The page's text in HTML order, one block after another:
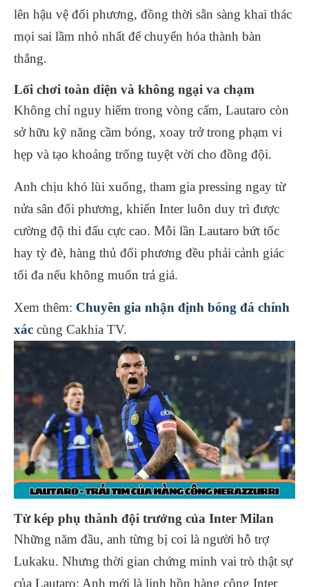
lên hậu vệ đối phương, đồng thời sẵn sàng khai thác
mọi sai lầm nhỏ nhất để chuyển hóa thành bàn
thắng.
Lối chơi toàn diện và không ngại va chạm
Không chỉ nguy hiểm trong vòng cấm, Lautaro còn
sở hữu kỹ năng cầm bóng, xoay trở trong phạm vi
hẹp và tạo khoảng trống tuyệt vời cho đồng đội.
Anh chịu khó lùi xuống, tham gia pressing ngay từ
nửa sân đối phương, khiến Inter luôn duy trì được
cường độ thi đấu cực cao. Mỗi lần Lautaro bứt tốc
hay tỳ đè, hàng thủ đối phương đều phải cảnh giác
tối đa nếu không muốn trả giá.
Xem thêm: Chuyên gia nhận định bóng đá chính
xác cùng Cakhia TV.
Từ kép phụ thành đội trưởng của Inter Milan
Những năm đầu, anh từng bị coi là người hỗ trợ
Lukaku. Nhưng thời gian chứng minh vai trò thật sự
của Lautaro: Anh mới là linh hồn hàng công Inter